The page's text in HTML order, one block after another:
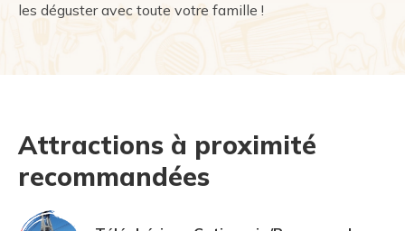
les déguster avec toute votre famille !
Attractions à proximité
recommandées